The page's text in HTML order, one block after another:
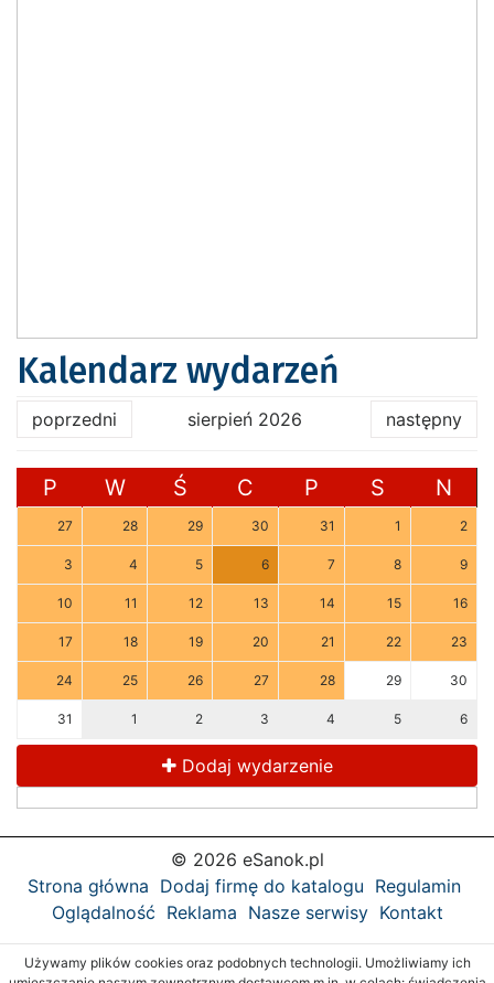
Kalendarz wydarzeń
poprzedni sierpień 2026 następny
P W Ś C P S N
27 28 29 30 31 1 2
3 4 5 6 7 8 9
10 11 12 13 14 15 16
17 18 19 20 21 22 23
24 25 26 27 28 29 30
31 1 2 3 4 5 6
Dodaj wydarzenie
© 2026 eSanok.pl
Strona główna Dodaj firmę do katalogu Regulamin
Oglądalność Reklama Nasze serwisy Kontakt
Używamy plików cookies oraz podobnych technologii. Umożliwiamy ich